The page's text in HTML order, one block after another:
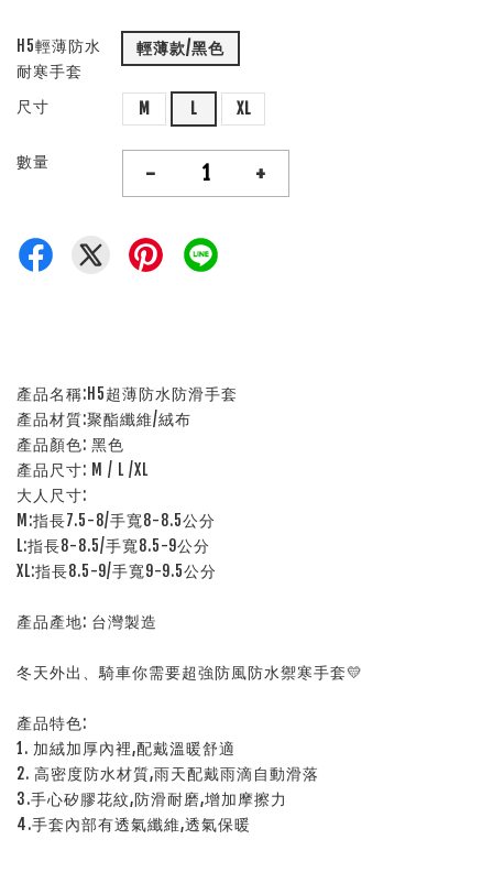
H5輕薄防水
耐寒手套
輕薄款/黑色
尺寸 M L XL
數量 - +
產品名稱:H5超薄防水防滑手套
產品材質:聚酯纖維/絨布
產品顏色: 黑色
產品尺寸: M / L /XL
大人尺寸:
M:指長7.5-8/手寬8-8.5公分
L:指長8-8.5/手寬8.5-9公分
XL:指長8.5-9/手寬9-9.5公分
產品產地: 台灣製造
冬天外出、騎車你需要超強防風防水禦寒手套💛
產品特色:
1. 加絨加厚內裡,配戴溫暖舒適
2. 高密度防水材質,雨天配戴雨滴自動滑落
3.手心矽膠花紋,防滑耐磨,增加摩擦力
4.手套內部有透氣纖維,透氣保暖